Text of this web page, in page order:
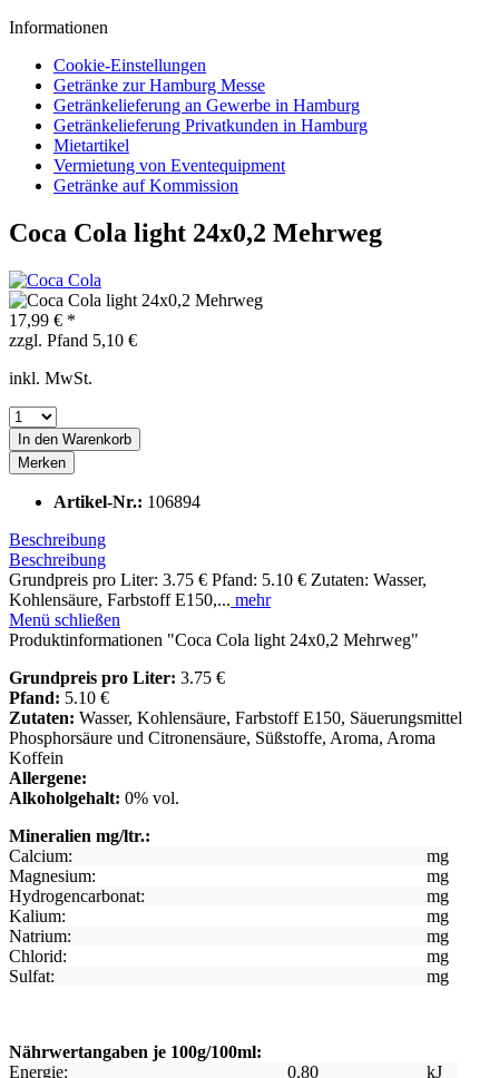
Informationen
Cookie-Einstellungen
Getränke zur Hamburg Messe
Getränkelieferung an Gewerbe in Hamburg
Getränkelieferung Privatkunden in Hamburg
Mietartikel
Vermietung von Eventequipment
Getränke auf Kommission
Coca Cola light 24x0,2 Mehrweg
17,99 € *
zzgl. Pfand 5,10 €
inkl. MwSt.
In den Warenkorb
Merken
Artikel-Nr.: 106894
Beschreibung
Beschreibung
Grundpreis pro Liter: 3.75 € Pfand: 5.10 € Zutaten: Wasser,
Kohlensäure, Farbstoff E150,... mehr
Menü schließen
Produktinformationen "Coca Cola light 24x0,2 Mehrweg"
Grundpreis pro Liter: 3.75 €
Pfand: 5.10 €
Zutaten: Wasser, Kohlensäure, Farbstoff E150, Säuerungsmittel
Phosphorsäure und Citronensäure, Süßstoffe, Aroma, Aroma
Koffein
Allergene:
Alkoholgehalt: 0% vol.
Mineralien mg/ltr.:
Calcium:
mg
Magnesium:
mg
Hydrogencarbonat:
mg
Kalium:
mg
Natrium:
mg
Chlorid:
mg
Sulfat:
mg
Nährwertangaben je 100g/100ml:
Energie:
0.80 kJ